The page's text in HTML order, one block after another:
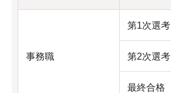
事務職
第1次選考
第2次選考
最終合格